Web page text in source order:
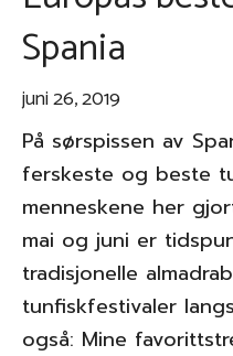
Spania
juni 26, 2019
På sørspissen av
ferskeste og beste
menneskene her
mai og juni er
tradisjonelle
tunfiskfestivaler
også: Mine